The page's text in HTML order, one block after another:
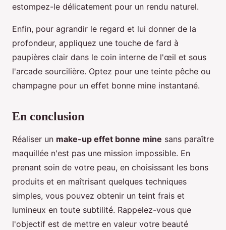
estompez-le délicatement pour un rendu naturel.
Enfin, pour agrandir le regard et lui donner de la
profondeur, appliquez une touche de fard à
paupières clair dans le coin interne de l'œil et sous
l'arcade sourcilière. Optez pour une teinte pêche ou
champagne pour un effet bonne mine instantané.
En conclusion
Réaliser un make-up effet bonne mine sans paraître
maquillée n'est pas une mission impossible. En
prenant soin de votre peau, en choisissant les bons
produits et en maîtrisant quelques techniques
simples, vous pouvez obtenir un teint frais et
lumineux en toute subtilité. Rappelez-vous que
l'objectif est de mettre en valeur votre beauté